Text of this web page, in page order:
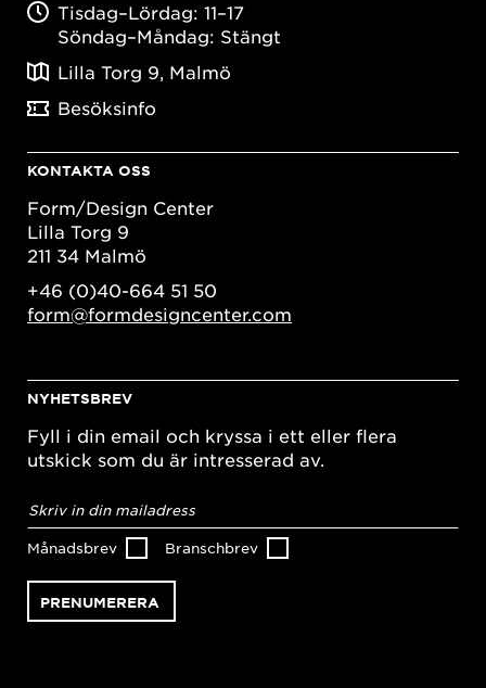
Tisdag–Lördag: 11–17
Söndag–Måndag: Stängt
Lilla Torg 9, Malmö
Besöksinfo
KONTAKTA OSS
Form/Design Center
Lilla Torg 9
211 34 Malmö
+46 (0)40-664 51 50
form@formdesigncenter.com
NYHETSBREV
Fyll i din email och kryssa i ett eller flera
utskick som du är intresserad av.
postadress*
Månadsbrev Branschbrev